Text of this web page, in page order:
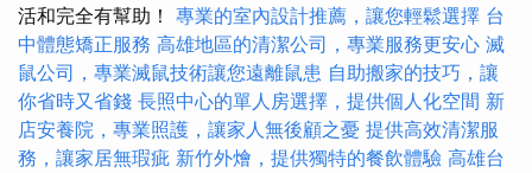
活和完全有幫助！ 專業的室內設計推薦，讓您輕鬆選擇 台
中體態矯正服務 高雄地區的清潔公司，專業服務更安心 滅
鼠公司，專業滅鼠技術讓您遠離鼠患 自助搬家的技巧，讓
你省時又省錢 長照中心的單人房選擇，提供個人化空間 新
店安養院，專業照護，讓家人無後顧之憂 提供高效清潔服
務，讓家居無瑕疵 新竹外燴，提供獨特的餐飲體驗 高雄台